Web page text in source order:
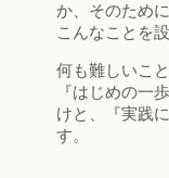
か、そのため
こんなことを
何も難しいこ
『はじめの一
けと、『実践
す。